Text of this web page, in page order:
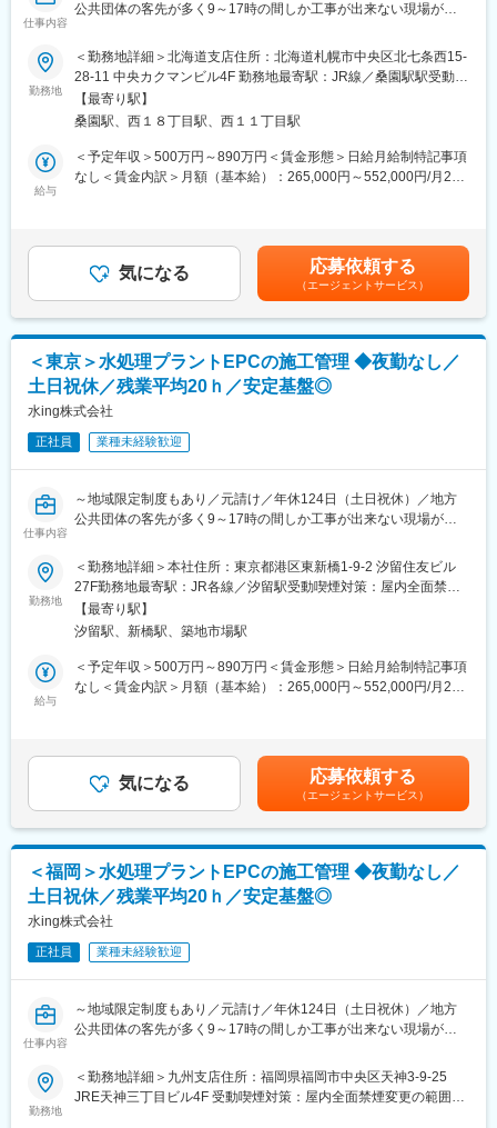
にも挑戦し業界をリードし続けております。
クラブ等福利厚生が充実しています。転勤の場合、赴任時の手
当、毎月の帰省旅費を支給します。
変更の範囲：会社の定める業務
大規模案件：金額は50億～100億円／3～4名程度で担当
＊DXへの取り組み
タブレットを活用した施工管理など、DXを活用し業務効率化の取
り組みを行っています。
■働き方：
・在宅：担当現場がない、稼働していないときは、事務作業を在
・顧客ニーズに応える為、水質分析から基本プロセス設計、
EPC、維持管理、メンテナンス、薬品提供までワンストップで提
供しています。
・官公庁8割・民間2割で案件を受注しており、主な顧客は国内外
の官公庁／地方自治体／水族館／テーマパーク／飲料メーカー／
医薬品メーカー等です。
■同社の強み
・民間企業、官公庁など安定した取引実績があり、インフラを支
イオニアとしては勿論、製薬工場の設備管理受託という新規事業
にも挑戦し業界をリードし続けております。
クラブ等福利厚生が充実しています。転勤の場合、赴任時の手
当、毎月の帰省旅費を支給します。
変更の範囲：会社の定める業務
仕事内容
公共団体の客先が多く9～17時の間しか工事が出来ない現場が多
です～
■業務内容
新設工事の現場における施工管理業務を担当します。水処理設備
の機械・電気工事がメインとなります。
■業務詳細
・仮設計画の作成
※施工図などの図面作成は行いません。
半年～１年、長くて２～３年です。
現場までの通勤が難しい場合には、半年～1年の長期出張となりま
す。
＊担当案件数（規模や期間により件数は変動します）
大規模案件：年間1件程度
小中規模案件：年間1件～15件程度。
＊受注金額・フォロー体制
大規模案件：金額は50億～100億円／3～4名程度で担当
＊DXへの取り組み
タブレットを活用した施工管理など、DXを活用し業務効率化の取
り組みを行っています。
■働き方：
・在宅：担当現場がない、稼働していないときは、事務作業を在
・顧客ニーズに応える為、水質分析から基本プロセス設計、
EPC、維持管理、メンテナンス、薬品提供までワンストップで提
供しています。
・官公庁8割・民間2割で案件を受注しており、主な顧客は国内外
の官公庁／地方自治体／水族館／テーマパーク／飲料メーカー／
医薬品メーカー等です。
■同社の強み
・民間企業、官公庁など安定した取引実績があり、インフラを支
イオニアとしては勿論、製薬工場の設備管理受託という新規事業
にも挑戦し業界をリードし続けております。
クラブ等福利厚生が充実しています。転勤の場合、赴任時の手
当、毎月の帰省旅費を支給します。
勤務地
＜勤務地詳細＞北海道支店住所：北海道札幌市中央区北七条西15-
28-11 中央カクマンビル4F 勤務地最寄駅：JR線／桑園駅駅受動喫
煙対策：屋内全面禁煙変更の範囲：会社の定める事業所（リモー
トワーク含む）
【最寄り駅】
桑園駅、西１８丁目駅、西１１丁目駅
給与
＜予定年収＞500万円～890万円＜賃金形態＞日給月給制特記事項
なし＜賃金内訳＞月額（基本給）：265,000円～552,000円/月20
（企業業績により加算）賃金はあくまでも目安の金額であり、選
考を通じて上下する可能性があります。月給(月額)は固定手当を含
めた表記です。
気になる 応募依頼する
（エージェントサービス）
＜東京＞水処理プラントEPCの施工管理 ◆夜勤なし／
土日祝休／残業平均20ｈ／安定基盤◎
水ing株式会社
正社員 業種未経験歓迎
仕事内容
～地域限定制度もあり／元請け／年休124日（土日祝休）／地方
公共団体の客先が多く9～17時の間しか工事が出来ない現場が多
です～
■業務内容
新設工事の現場における施工管理業務を担当します。水処理設備
の機械・電気工事がメインとなります。
■業務詳細
・仮設計画の作成
※施工図などの図面作成は行いません。
半年～１年、長くて２～３年です。
現場までの通勤が難しい場合には、半年～1年の長期出張となりま
す。
＊担当案件数（規模や期間により件数は変動します）
大規模案件：年間1件程度
小中規模案件：年間1件～15件程度。
＊受注金額・フォロー体制
大規模案件：金額は50億～100億円／3～4名程度で担当
＊DXへの取り組み
勤務地
＜勤務地詳細＞本社住所：東京都港区東新橋1-9-2 汐留住友ビル
27F勤務地最寄駅：JR各線／汐留駅受動喫煙対策：屋内全面禁煙
変更の範囲：会社の定める事業所（リモートワーク含む）
【最寄り駅】
汐留駅、新橋駅、築地市場駅
給与
＜予定年収＞500万円～890万円＜賃金形態＞日給月給制特記事項
なし＜賃金内訳＞月額（基本給）：265,000円～552,000円/月20
（企業業績により加算）賃金はあくまでも目安の金額であり、選
考を通じて上下する可能性があります。月給(月額)は固定手当を含
めた表記です。
気になる 応募依頼する
（エージェントサービス）
＜福岡＞水処理プラントEPCの施工管理 ◆夜勤なし／
土日祝休／残業平均20ｈ／安定基盤◎
水ing株式会社
正社員 業種未経験歓迎
仕事内容
～地域限定制度もあり／元請け／年休124日（土日祝休）／地方
公共団体の客先が多く9～17時の間しか工事が出来ない現場が多
です～
勤務地
＜勤務地詳細＞九州支店住所：福岡県福岡市中央区天神3-9-25
JRE天神三丁目ビル4F 受動喫煙対策：屋内全面禁煙変更の範囲：